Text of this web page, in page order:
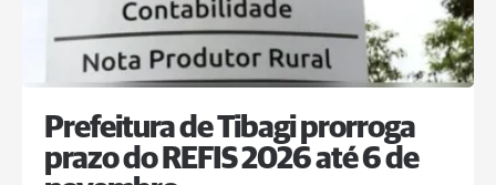
Prefeitura de Tibagi prorroga
prazo do REFIS 2026 até 6 de